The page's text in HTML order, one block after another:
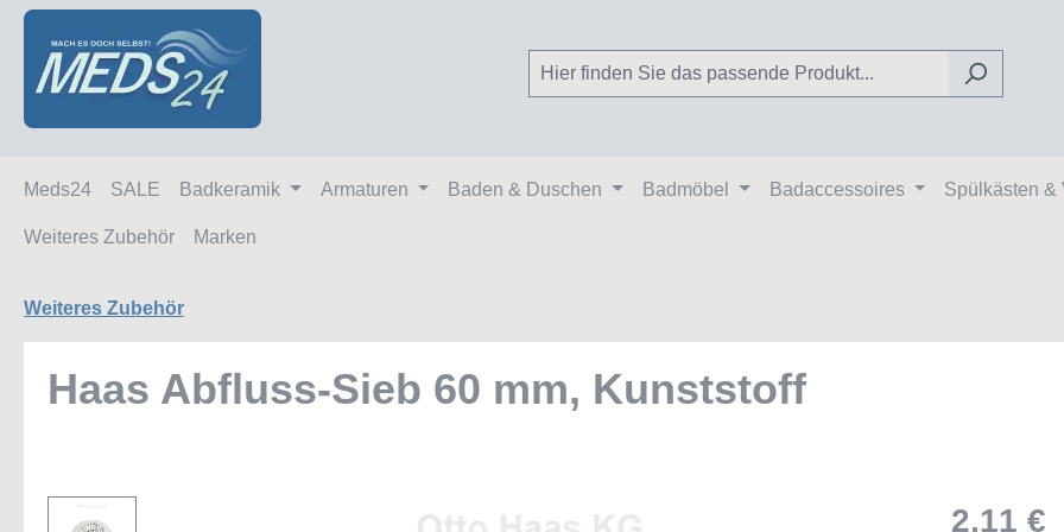
Hauptinhalt springen
Zur Suche springen
Zur Hauptnavigation springen
Meds24 SALE Badkeramik Armaturen Baden & Duschen Badmöbel Badaccessoires Spülkästen &
Weiteres Zubehör Marken
Weiteres Zubehör
Haas Abfluss-Sieb 60 mm, Kunststoff
2,11 €